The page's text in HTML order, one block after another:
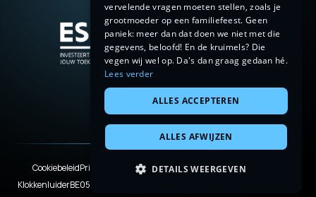
CookiebeleidPrivacyverklaring Terms & ConditionsLegal disclaimer
KlokkenluiderBE0503920245
vervelende vragen moeten stellen, zoals je
grootmoeder op een familiefeest. Geen
paniek: meer dan dat doen we niet met die
gegevens, beloofd! En de kruimels? Die
vegen wij wel op. Da's dan graag gedaan hé.
Lees verder
ALLES ACCEPTEREN
ALLES AFWIJZEN
DETAILS WEERGEVEN